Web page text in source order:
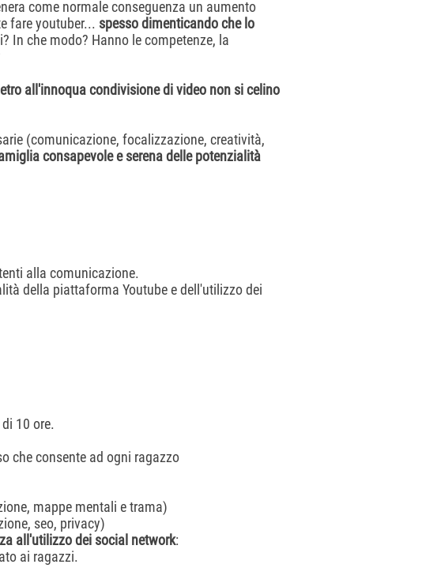
come normale conseguenza un aumento
fare youtuber... spesso dimenticando che lo
In che modo? Hanno le competenze, la
all'innoqua condivisione di video non si celino
(comunicazione, focalizzazione, creatività,
consapevole e serena delle potenzialità
alla comunicazione.
della piattaforma Youtube e dell'utilizzo dei
10 ore.
che consente ad ogni ragazzo
mappe mentali e trama)
seo, privacy)
all'utilizzo dei social network:
ai ragazzi.